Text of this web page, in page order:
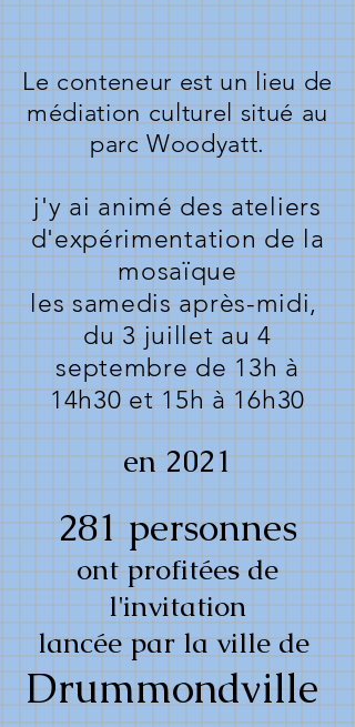
Le conteneur est un lieu de
médiation culturel situé au
parc Woodyatt.
j'y ai animé des ateliers
d'expérimentation de la
mosaïque
les samedis après-midi,
du 3 juillet au 4
septembre de 13h à
14h30 et 15h à 16h30
en 2021
281 personnes
ont profitées de
l'invitation
lancée par la ville de
Drummondville